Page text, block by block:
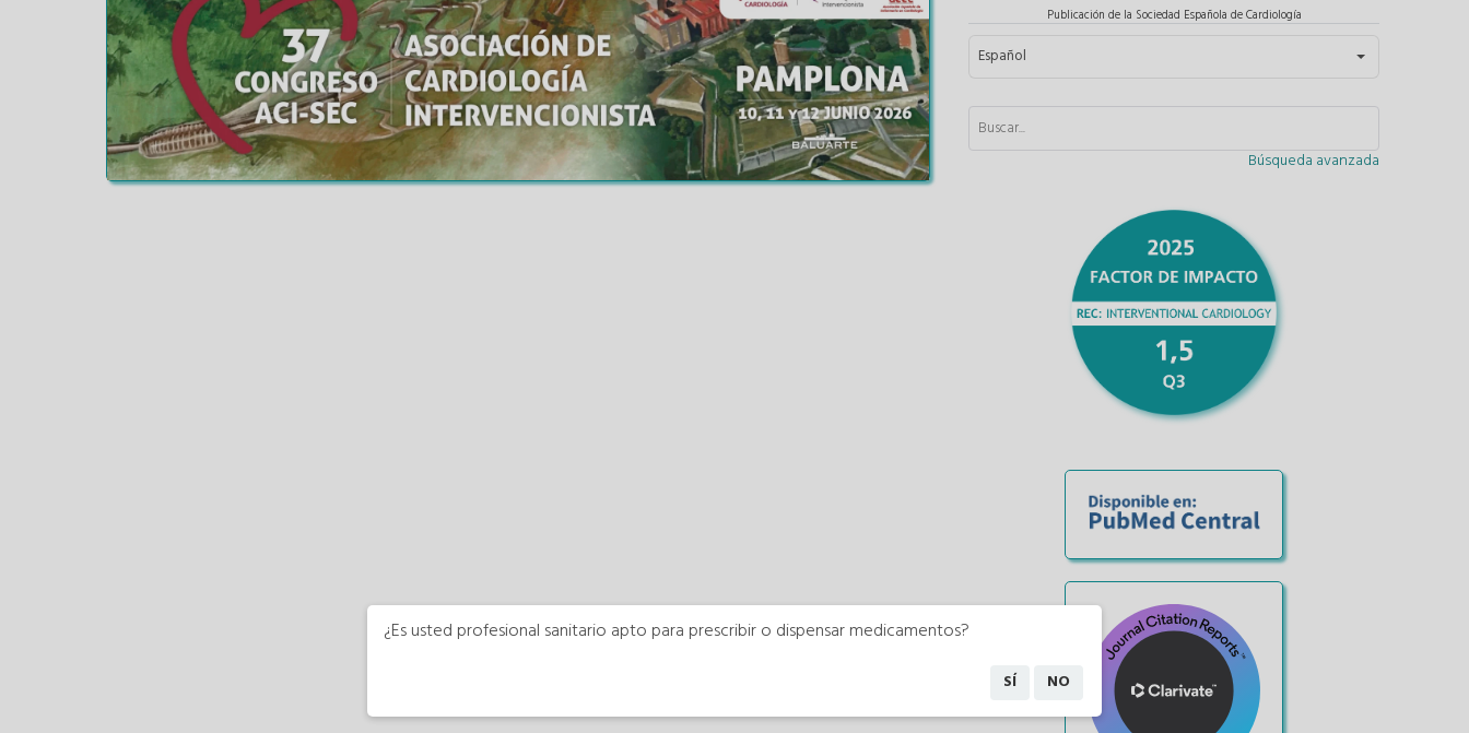
Publicación de la Sociedad Española de Cardiología
Seleccione su idioma
Español
Búsqueda avanzada
¿Es usted profesional sanitario apto para prescribir o dispensar medicamentos?
SÍ NO